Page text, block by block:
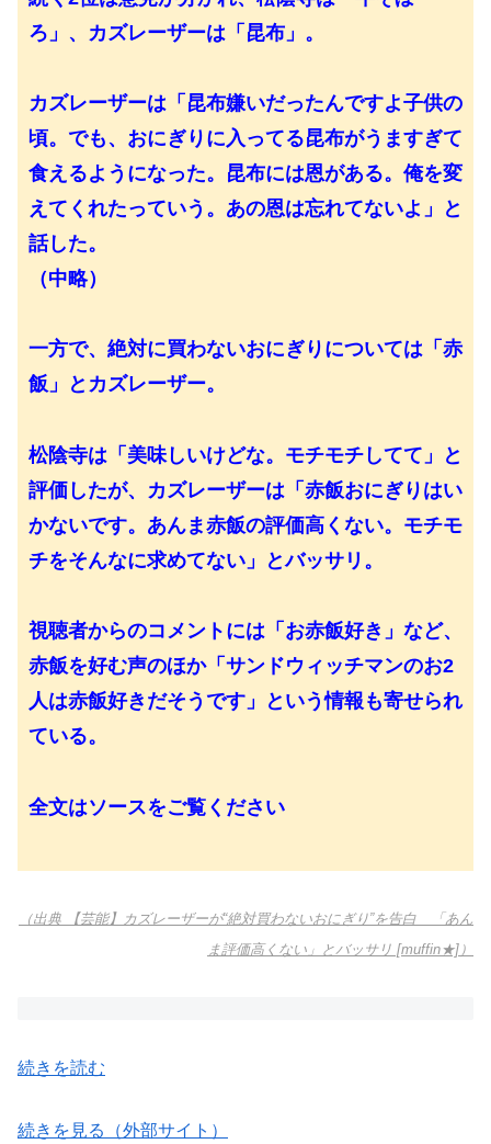
ろ」、カズレーザーは「昆布」。
カズレーザーは「昆布嫌いだったんですよ子供の
頃。でも、おにぎりに入ってる昆布がうますぎて
食えるようになった。昆布には恩がある。俺を変
えてくれたっていう。あの恩は忘れてないよ」と
話した。
（中略）
一方で、絶対に買わないおにぎりについては「赤
飯」とカズレーザー。
松陰寺は「美味しいけどな。モチモチしてて」と
評価したが、カズレーザーは「赤飯おにぎりはい
かないです。あんま赤飯の評価高くない。モチモ
チをそんなに求めてない」とバッサリ。
視聴者からのコメントには「お赤飯好き」など、
赤飯を好む声のほか「サンドウィッチマンのお2
人は赤飯好きだそうです」という情報も寄せられ
ている。
全文はソースをご覧ください
（出典 【芸能】カズレーザーが“絶対買わないおにぎり”を告白 「あん
ま評価高くない」とバッサリ [muffin★]）
続きを読む
続きを見る（外部サイト）